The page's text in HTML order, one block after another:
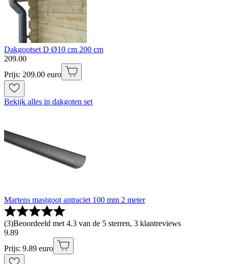
Dakgootset D Ø10 cm 200 cm
209.00
Prijs: 209.00 euro
Bekijk alles in dakgoten set
Martens mastgoot antraciet 100 mm 2 meter
(3)Beoordeeld met 4.3 van de 5 sterren, 3 klantreviews
9.89
Prijs: 9.89 euro